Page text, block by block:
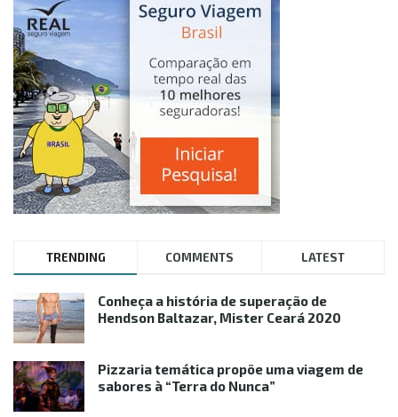
TRENDING COMMENTS LATEST
Conheça a história de superação de
Hendson Baltazar, Mister Ceará 2020
Pizzaria temática propõe uma viagem de
sabores à “Terra do Nunca”